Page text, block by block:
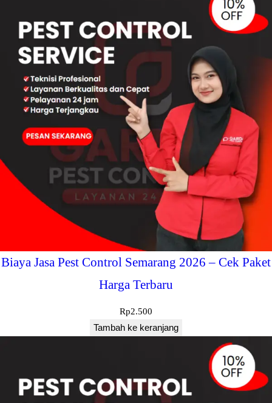
Biaya Jasa Pest Control Semarang 2026 – Cek Paket
Harga Terbaru
Rp2.500
Tambah ke keranjang